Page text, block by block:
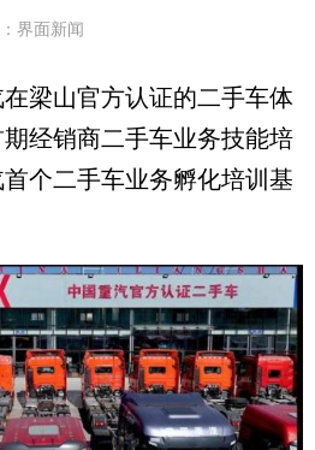
界面新闻
山官方认证的二手车体
经销商二手车业务技能培
个二手车业务孵化培训基